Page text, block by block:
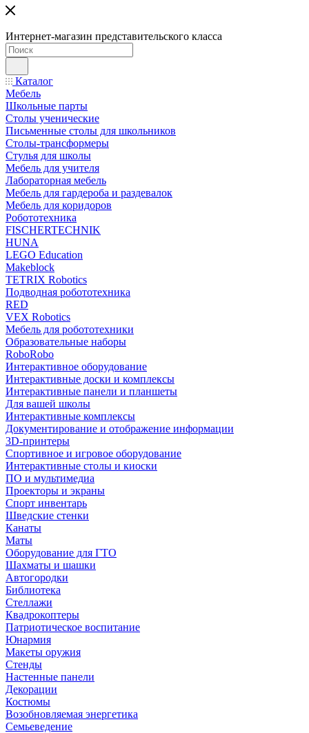
Интернет-магазин представительского класса
Каталог
Мебель
Школьные парты
Столы ученические
Письменные столы для школьников
Столы-трансформеры
Стулья для школы
Мебель для учителя
Лабораторная мебель
Мебель для гардероба и раздевалок
Мебель для коридоров
Робототехника
FISCHERTECHNIK
HUNA
LEGO Education
Makeblock
TETRIX Robotics
Подводная робототехника
RED
VEX Robotics
Мебель для робототехники
Образовательные наборы
RoboRobo
Интерактивное оборудование
Интерактивные доски и комплексы
Интерактивные панели и планшеты
Для вашей школы
Интерактивные комплексы
Документирование и отображение информации
3D-принтеры
Спортивное и игровое оборудование
Интерактивные столы и киоски
ПО и мультимедиа
Проекторы и экраны
Спорт инвентарь
Шведские стенки
Канаты
Маты
Оборудование для ГТО
Шахматы и шашки
Автогородки
Библиотека
Стеллажи
Квадрокоптеры
Патриотическое воспитание
Юнармия
Макеты оружия
Стенды
Настенные панели
Декорации
Костюмы
Возобновляемая энергетика
Семьеведение